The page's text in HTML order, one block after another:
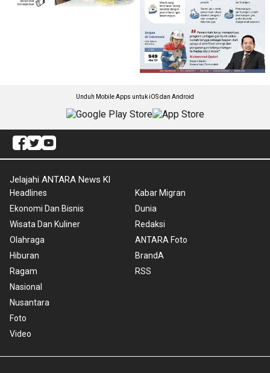
Unduh Mobile Apps untuk iOS dan Android
Jelajahi ANTARA News Kl
Headlines
Ekonomi Dan Bisnis
Wisata Dan Kuliner
Olahraga
Hiburan
Ragam
Nasional
Nusantara
Foto
Video
Kabar Migran
Dunia
Redaksi
ANTARA Foto
BrandA
RSS